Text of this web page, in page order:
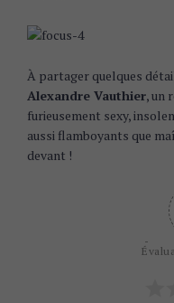
À partager quelques
Alexandre Vauthier, un
furieusement sexy,
aussi flamboyants que
devant !